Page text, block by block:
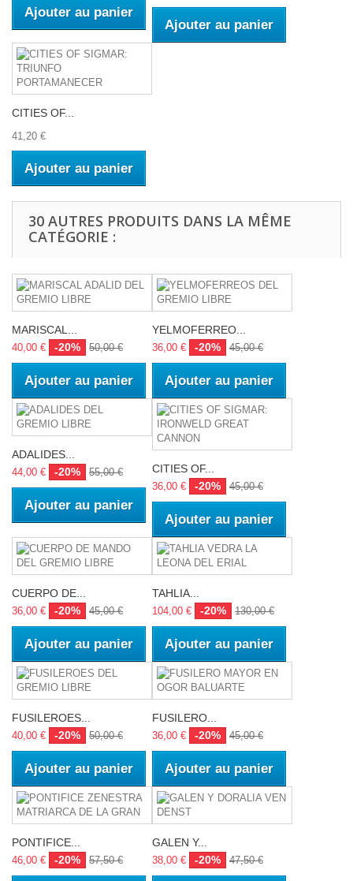
Ajouter au panier
Ajouter au panier
CITIES OF...
41,20 €
Ajouter au panier
30 AUTRES PRODUITS DANS LA MÊME
CATÉGORIE :
MARISCAL...
40,00 € -20% 50,00 €
Ajouter au panier
YELMOFERREO...
36,00 € -20% 45,00 €
Ajouter au panier
ADALIDES...
44,00 € -20% 55,00 €
Ajouter au panier
CITIES OF...
36,00 € -20% 45,00 €
Ajouter au panier
CUERPO DE...
36,00 € -20% 45,00 €
Ajouter au panier
TAHLIA...
104,00 € -20% 130,00 €
Ajouter au panier
FUSILEROES...
40,00 € -20% 50,00 €
Ajouter au panier
FUSILERO...
36,00 € -20% 45,00 €
Ajouter au panier
PONTIFICE...
46,00 € -20% 57,50 €
GALEN Y...
38,00 € -20% 47,50 €